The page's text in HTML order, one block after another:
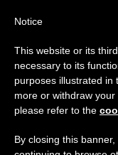
TAG
Notice
This website or its
necessary to its
purposes illustrated in
more or withdraw
please refer to the
By closing this